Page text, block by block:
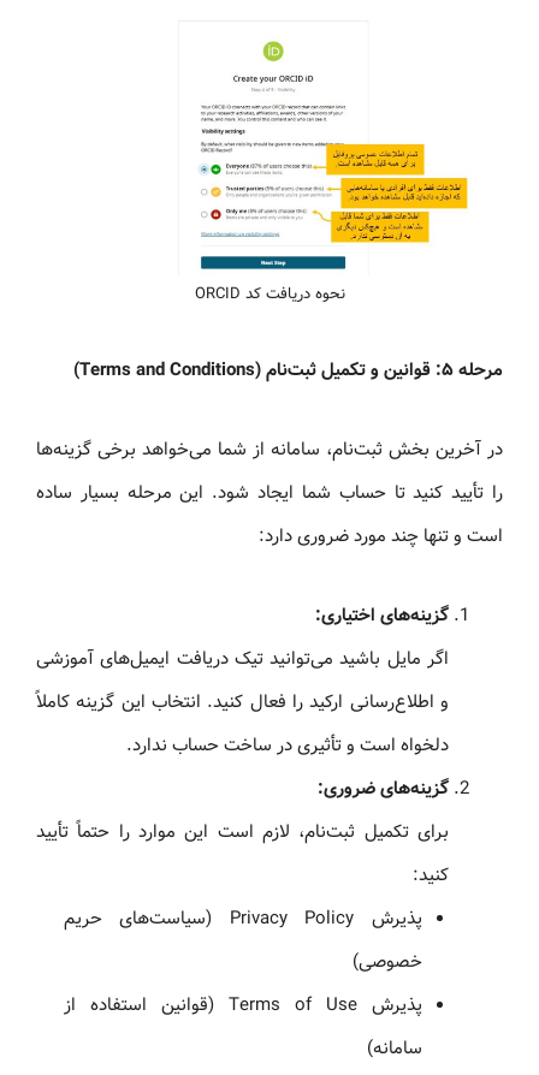
نحوه دریافت کد ORCID
مرحله ۵: قوانین و تکمیل ثبت‌نام (Terms and Conditions)
در آخرین بخش ثبت‌نام، سامانه از شما می‌خواهد برخی گزینه‌ها
را تأیید کنید تا حساب شما ایجاد شود. این مرحله بسیار ساده
است و تنها چند مورد ضروری دارد:
گزینه‌های اختیاری:
اگر مایل باشید می‌توانید تیک دریافت ایمیل‌های آموزشی
و اطلاع‌رسانی ارکید را فعال کنید. انتخاب این گزینه کاملاً
دلخواه است و تأثیری در ساخت حساب ندارد.
گزینه‌های ضروری:
برای تکمیل ثبت‌نام، لازم است این موارد را حتماً تأیید
کنید:
پذیرش Privacy Policy (سیاست‌های حریم
خصوصی)
پذیرش Terms of Use (قوانین استفاده از
سامانه)